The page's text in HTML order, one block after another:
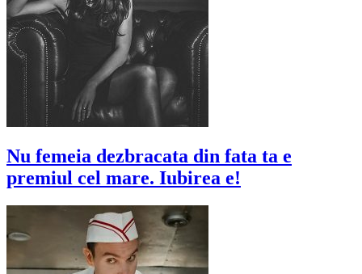
Nu femeia dezbracata din fata ta e
premiul cel mare. Iubirea e!